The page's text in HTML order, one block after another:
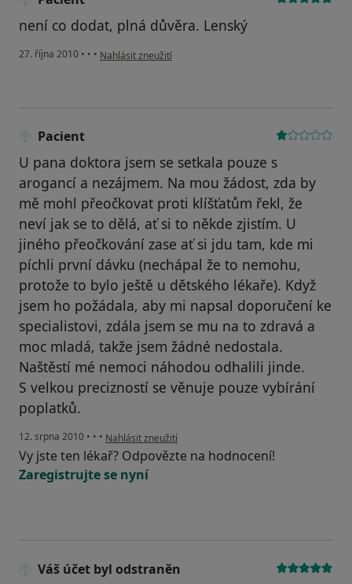
není co dodat, plná důvěra. Lenský
27. října 2010 • • • podle názoru uživatele Pacient
Nahlásit zneužití
Pacient
U pana doktora jsem se setkala pouze s
arogancí a nezájmem. Na mou žádost, zda by
mě mohl přeočkovat proti klíšťatům řekl, že
neví jak se to dělá, ať si to někde zjistím. U
jiného přeočkování zase ať si jdu tam, kde mi
píchli první dávku (nechápal že to nemohu,
protože to bylo ještě u dětského lékaře). Když
jsem ho požádala, aby mi napsal doporučení ke
specialistovi, zdála jsem se mu na to zdravá a
moc mladá, takže jsem žádné nedostala.
Naštěstí mé nemoci náhodou odhalili jinde.
S velkou precizností se věnuje pouze vybírání
poplatků.
12. srpna 2010 • • • podle názoru uživatele Pacient
Nahlásit zneužití
Vy jste ten lékař? Odpovězte na hodnocení!
Zaregistrujte se nyní
Váš účet byl odstraněn